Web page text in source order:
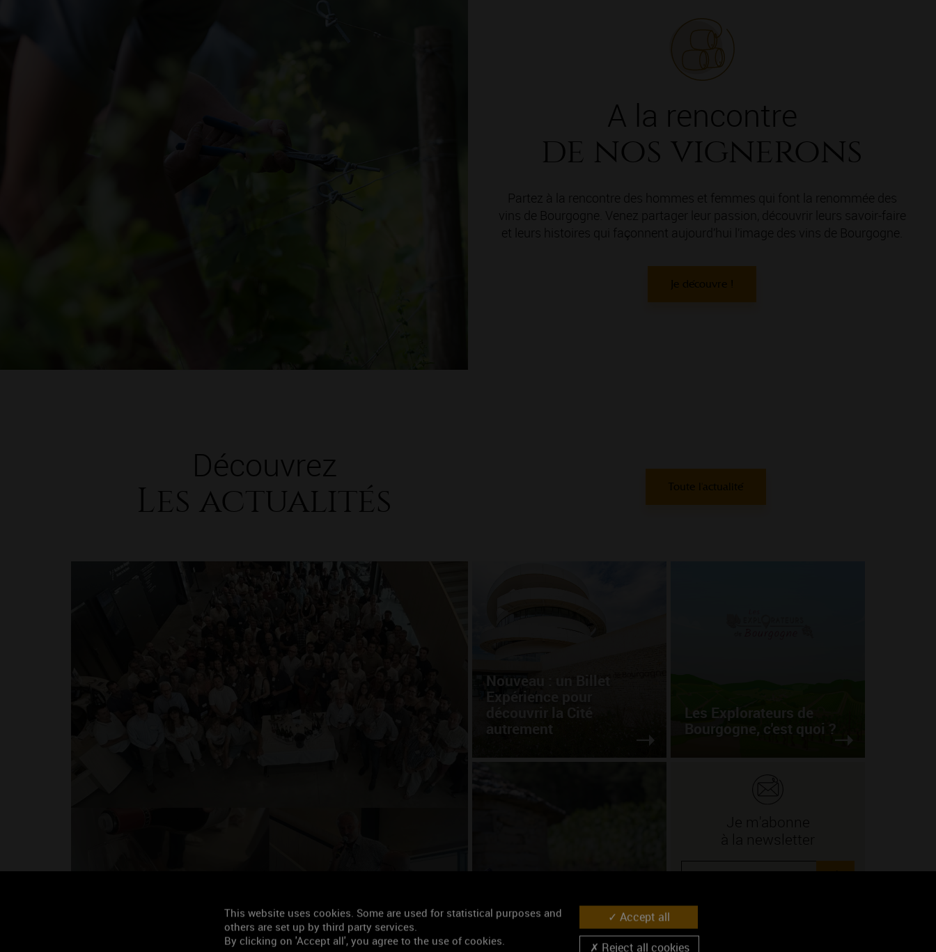
A la rencontre
de nos vignerons
Partez à la rencontre des hommes et femmes qui font la renommée des
vins de Bourgogne. Venez partager leur passion, découvrir leurs savoir-faire
et leurs histoires qui façonnent aujourd’hui l’image des vins de Bourgogne.
Je découvre !
Découvrez
Les actualités Toute l'actualité
Cave de Prestige 2026
Nouveau : un Billet
Expérience pour
découvrir la Cité
autrement
Les Explorateurs de
Bourgogne, c'est quoi ?
rencontre des vins de
Je m'abonne
à la newsletter
ok
This website uses cookies. Some are used for statistical purposes and
others are set up by third party services.
By clicking on 'Accept all', you agree to the use of cookies.
Accept all
Reject all cookies